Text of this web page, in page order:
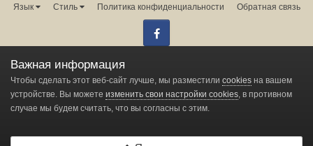
Язык
Стиль Политика конфиденциальности Обратная связь
Администрация форума:
Powered by Invision Community
Change privacy settings
Важная информация
Чтобы сделать этот веб-сайт лучше, мы разместили cookies на вашем
устройстве. Вы можете изменить свои настройки cookies, в противном
случае мы будем считать, что вы согласны с этим.